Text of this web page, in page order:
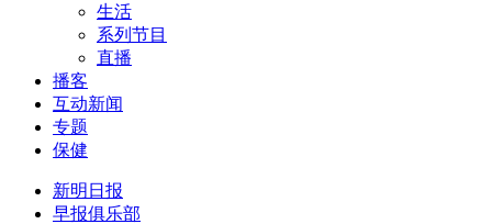
生活
系列节目
直播
播客
互动新闻
专题
保健
新明日报
早报俱乐部